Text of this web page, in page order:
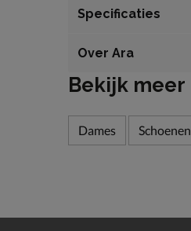
Specificaties
Over Ara
Bekijk meer
Dames Schoenen